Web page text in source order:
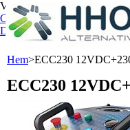
Välkommen,
Log in
Cart: 0 product products
Ditt konto
Hem>ECC230
ECC230